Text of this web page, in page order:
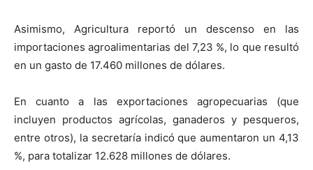
Asimismo, Agricultura reportó un descenso en las
importaciones agroalimentarias del 7,23 %, lo que resultó
en un gasto de 17.460 millones de dólares.
En cuanto a las exportaciones agropecuarias (que
incluyen productos agrícolas, ganaderos y pesqueros,
entre otros), la secretaría indicó que aumentaron un 4,13
%, para totalizar 12.628 millones de dólares.